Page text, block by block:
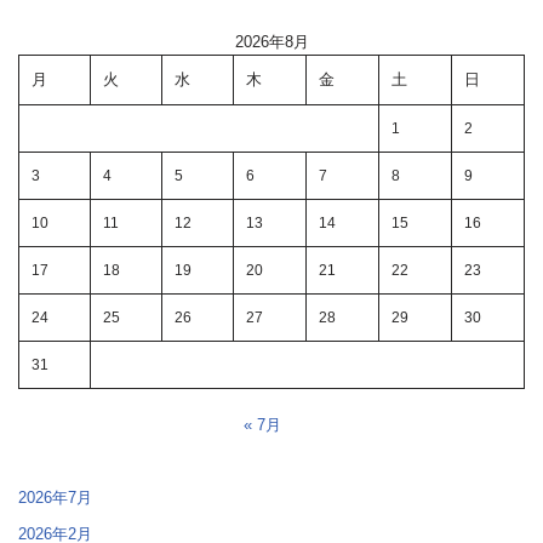
2026年8月
月 火 水 木 金 土 日
1 2
3 4 5 6 7 8 9
10 11 12 13 14 15 16
17 18 19 20 21 22 23
24 25 26 27 28 29 30
31
« 7月
2026年7月
2026年2月